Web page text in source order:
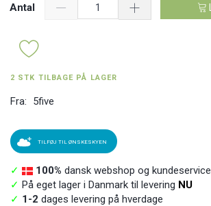
Antal
2 STK TILBAGE PÅ LAGER
Fra: 5five
TILFØJ TIL ØNSKESKYEN
✓ 100% dansk webshop og kundeservice
✓ På eget lager i Danmark til levering NU
✓ 1-2 dages levering på hverdage